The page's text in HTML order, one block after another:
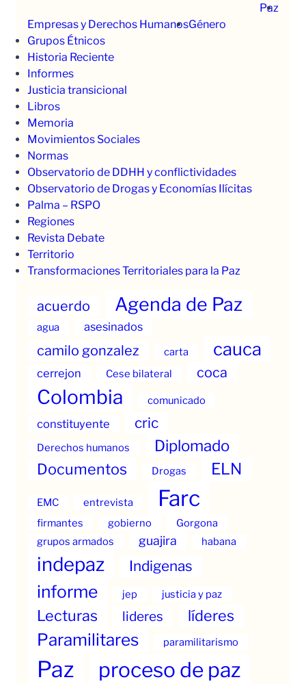
Paz
Empresas y Derechos HumanosGénero
Grupos Étnicos
Historia Reciente
Informes
Justicia transicional
Libros
Memoria
Movimientos Sociales
Normas
Observatorio de DDHH y conflictividades
Observatorio de Drogas y Economías Ilícitas
Palma – RSPO
Regiones
Revista Debate
Territorio
Transformaciones Territoriales para la Paz
acuerdo Agenda de Paz
agua asesinados
camilo gonzalez carta cauca
cerrejon Cese bilateral coca
Colombia comunicado
constituyente cric
Derechos humanos Diplomado
Documentos Drogas ELN
EMC entrevista Farc
firmantes gobierno
Gorgona
grupos armados
guajira habana
indepaz Indigenas
informe jep justicia y paz
Lecturas lideres líderes
Paramilitares paramilitarismo
Paz proceso de paz